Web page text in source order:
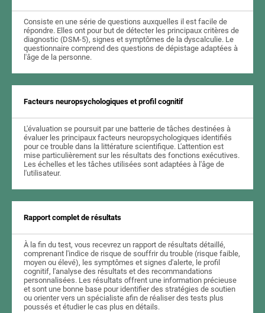
Consiste en une série de questions auxquelles il est facile de
répondre. Elles ont pour but de détecter les principaux critères de
diagnostic (DSM-5), signes et symptômes de la dyscalculie. Le
questionnaire comprend des questions de dépistage adaptées à
l'âge de la personne.
Facteurs neuropsychologiques et profil cognitif
L'évaluation se poursuit par une batterie de tâches destinées à
évaluer les principaux facteurs neuropsychologiques identifiés
pour ce trouble dans la littérature scientifique. L'attention est
mise particulièrement sur les résultats des fonctions exécutives.
Les échelles et les tâches utilisées sont adaptées à l'âge de
l'utilisateur.
Rapport complet de résultats
À la fin du test, vous recevrez un rapport de résultats détaillé,
comprenant l'indice de risque de souffrir du trouble (risque faible,
moyen ou élevé), les symptômes et signes d'alerte, le profil
cognitif, l'analyse des résultats et des recommandations
personnalisées. Les résultats offrent une information précieuse
et sont une bonne base pour identifier des stratégies de soutien
ou orienter vers un spécialiste afin de réaliser des tests plus
poussés et étudier le cas plus en détails.